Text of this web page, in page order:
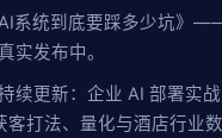
AI系统到底要踩多少坑》
实发布中。
续更新：企业 AI 部署实战
客打法、量化与酒店行业